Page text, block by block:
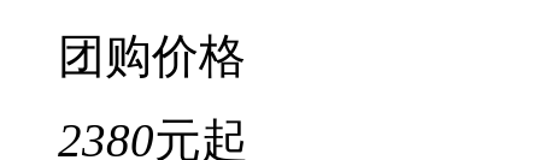
团购价格
2380元起